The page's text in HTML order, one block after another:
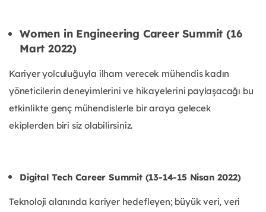
Women in Engineering Career Summit (16
Mart 2022)
Kariyer yolculuğuyla ilham verecek mühendis kadın
yöneticilerin deneyimlerini ve hikayelerini paylaşacağı bu
etkinlikte genç mühendislerle bir araya gelecek
ekiplerden biri siz olabilirsiniz.
Digital Tech Career Summit (13-14-15 Nisan 2022)
Teknoloji alanında kariyer hedefleyen; büyük veri, veri